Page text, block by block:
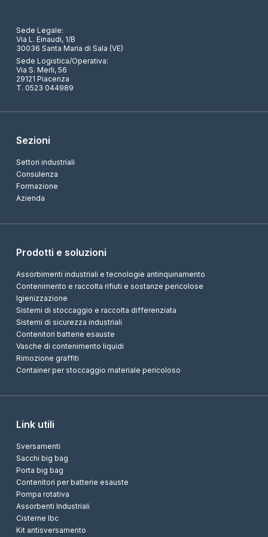
Sede Legale:
Via L. Einaudi, 1/B
30036 Santa Maria di Sala (VE)
Sede Logistica/Operativa:
Via S. Merli, 56
29121 Piacenza
T. 0523 044989
Sezioni
Settori industriali
Consulenza
Formazione
Azienda
Prodotti e soluzioni
Assorbimenti industriali e tecnologie antinquinamento
Contenimento e raccolta rifiuti e sostanze pericolose
Igienizzazione
Sistemi di stoccaggio e raccolta differenziata
Sistemi di sicurezza industriali
Contenitori batterie esauste
Vasche di contenimento liquidi
Rimozione graffiti
Container per stoccaggio materiale pericoloso
Link utili
Sversamenti
Sacchi big bag
Porta big bag
Contenitori per batterie esauste
Pompa rotativa
Assorbenti Industriali
Cisterne Ibc
Kit antisversamento